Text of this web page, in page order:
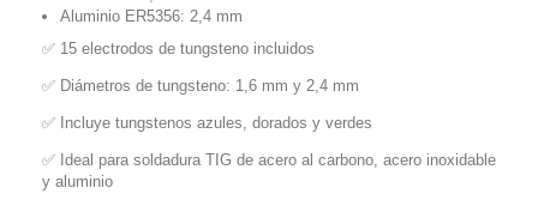
Aluminio ER5356: 2,4 mm
✅ 15 electrodos de tungsteno incluidos
✅ Diámetros de tungsteno: 1,6 mm y 2,4 mm
✅ Incluye tungstenos azules, dorados y verdes
✅ Ideal para soldadura TIG de acero al carbono, acero inoxidable
y aluminio